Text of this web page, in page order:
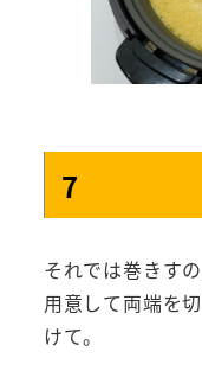
7
それでは巻きす
用意して両端を
けて。